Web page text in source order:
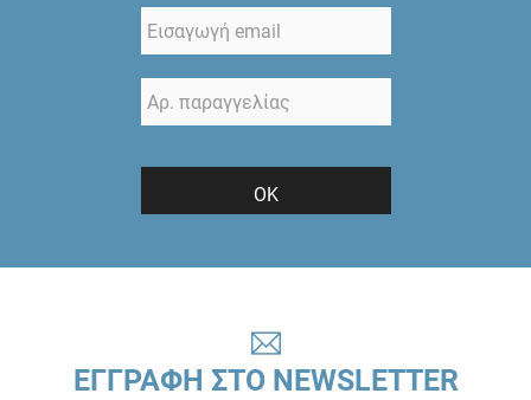
ΟΚ
ΕΓΓΡΑΦΗ ΣΤΟ NEWSLETTER